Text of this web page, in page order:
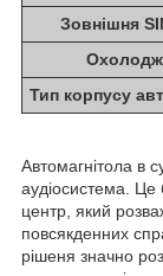
Зовнішня
Тип корпусу
Автомагнітола в
аудіосистема. Це
центр, який
повсякденних
рішеня значно